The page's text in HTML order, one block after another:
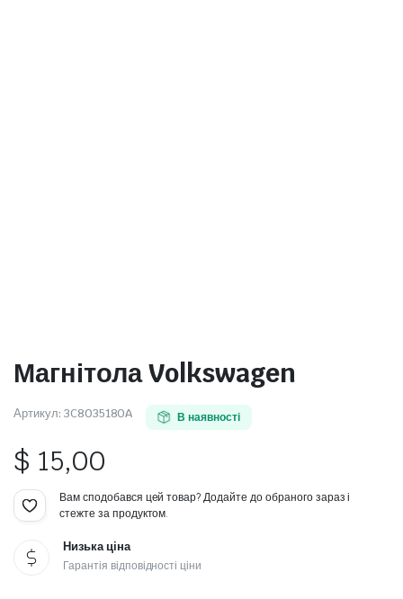
Магнітола Volkswagen
Артикул: 3C8035180A В наявності
$ 15,00
Вам сподобався цей товар? Додайте до обраного зараз і
стежте за продуктом.
Низька ціна
Гарантія відповідності ціни